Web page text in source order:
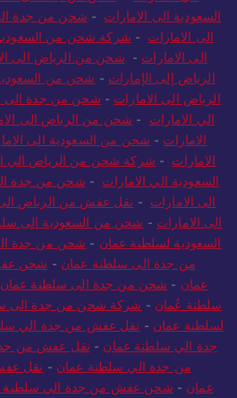
السعودية الى الامارات - شحن من جدة
الى الامارات - شركة شحن من السعودية
الى الامارات - شحن من الرياض الى
الرياض إلى الإمارات - شحن من
الرياض الى الامارات - شحن من جدة الى
الي الامارات - شحن من الرياض الى
الامارات - شحن من السعودية الى
الامارات - شركة شحن من الرياض الي
السعودية الي الامارات - شحن من جدة
الى الامارات - نقل عفش من الرياض الى
الى الامارات - شحن من السعودية الى
السعودية لسلطنة عمان - شحن من جدة
من جدة الى سلطنة عمان - شحن
عمان - شحن من جدة الى سلطنة عمان
سلطنة عُمان - شركة شحن من جدة الى
لسلطنة عمان - نقل عفش من جدة الي
جدة الي سلطنة عمان - نقل عفش من
من جدة الي سلطنة عمان - نقل
عمان - شحن عفش من جدة الي سلطنة